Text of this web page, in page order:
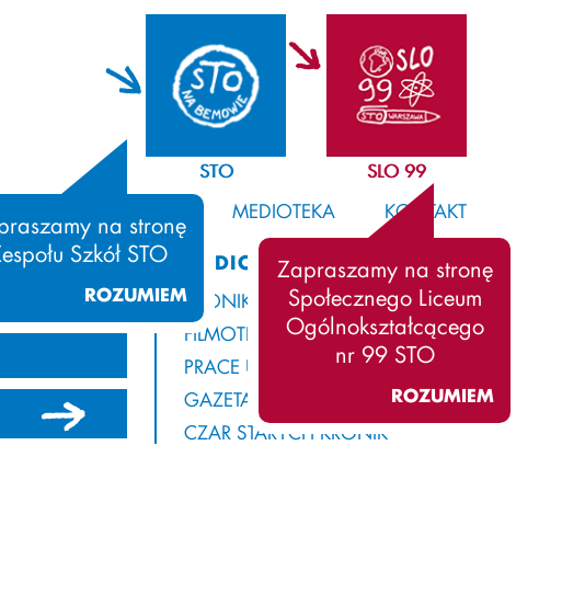
STO
na stronę
Szkół STO
ROZUMIEM
SLO 99
Zapraszamy na stronę
Społecznego Liceum
Ogólnokształcącego
nr 99 STO
ROZUMIEM
MEDIOTEKA KONTAKT
2021/2022 2020/2021 2019/2020
MEDIOTEKA
KRONIKA
FILMOTEKA
PRACE UCZNIÓW
GAZETA Z ROGAMI
CZAR STARYCH KRONIK